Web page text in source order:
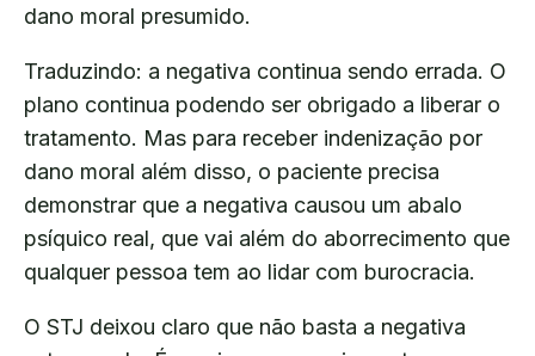
dano moral presumido.
Traduzindo: a negativa continua sendo errada. O
plano continua podendo ser obrigado a liberar o
tratamento. Mas para receber indenização por
dano moral além disso, o paciente precisa
demonstrar que a negativa causou um abalo
psíquico real, que vai além do aborrecimento que
qualquer pessoa tem ao lidar com burocracia.
O STJ deixou claro que não basta a negativa